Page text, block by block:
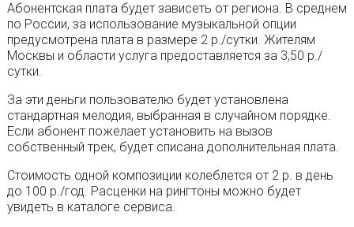
Абонентская плата будет зависеть от региона. В среднем
по России, за использование музыкальной опции
предусмотрена плата в размере 2 р./сутки. Жителям
Москвы и области услуга предоставляется за 3,50 р./
сутки.
За эти деньги пользователю будет установлена
стандартная мелодия, выбранная в случайном порядке.
Если абонент пожелает установить на вызов
собственный трек, будет списана дополнительная плата.
Стоимость одной композиции колеблется от 2 р. в день
до 100 р./год. Расценки на рингтоны можно будет
увидеть в каталоге сервиса.